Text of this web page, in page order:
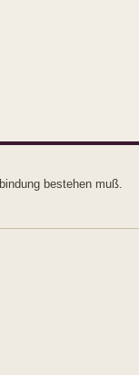
bestehen muß.